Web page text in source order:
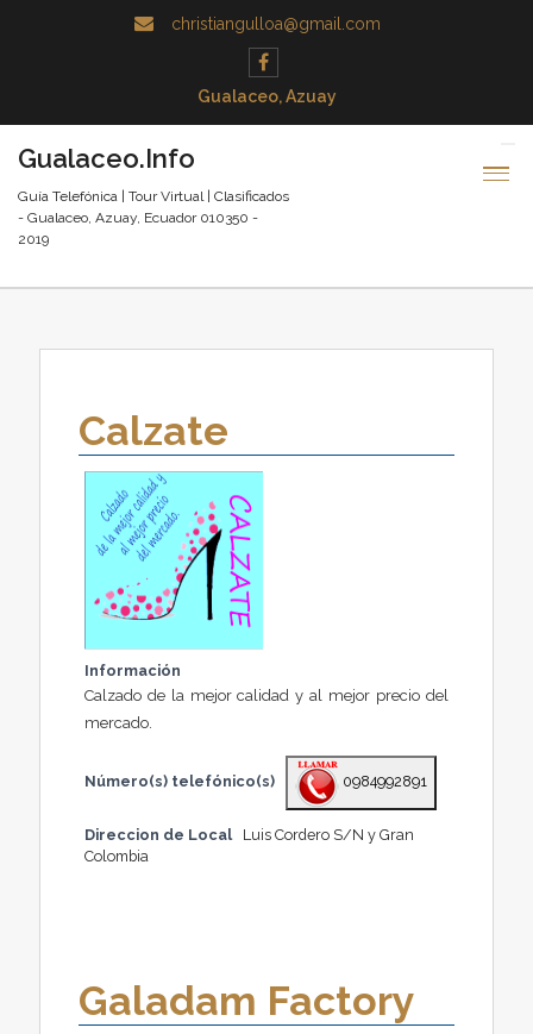
christiangulloa@gmail.com
Gualaceo, Azuay
Gualaceo.Info
Guía Telefónica | Tour Virtual | Clasificados
- Gualaceo, Azuay, Ecuador 010350 -
2019
Calzate
Información
Calzado de la mejor calidad y al mejor precio del
mercado.
Número(s) telefónico(s) 0984992891
Direccion de Local
Luis Cordero S/N y Gran
Colombia
Galadam Factory